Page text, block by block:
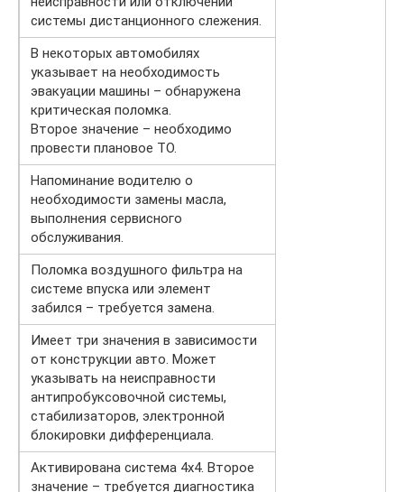
системы дистанционного слежения.
В некоторых автомобилях
указывает на необходимость
эвакуации машины – обнаружена
критическая поломка.
Второе значение – необходимо
провести плановое ТО.
Напоминание водителю о
необходимости замены масла,
выполнения сервисного
обслуживания.
Поломка воздушного фильтра на
системе впуска или элемент
забился – требуется замена.
Имеет три значения в зависимости
от конструкции авто. Может
указывать на неисправности
антипробуксовочной системы,
стабилизаторов, электронной
блокировки дифференциала.
Активирована система 4х4. Второе
значение – требуется диагностика